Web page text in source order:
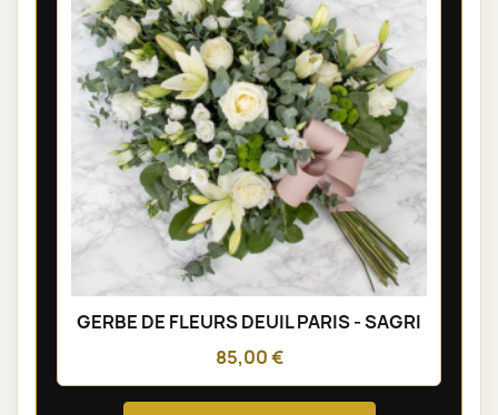
GERBE DE FLEURS DEUIL PARIS - SAGRI
85,00 €